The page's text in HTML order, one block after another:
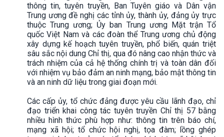
thông tin, tuyên truyền, Ban Tuyên giáo và Dân vận
Trung ương đề nghị các tỉnh ủy, thành ủy, đảng ủy trực
thuộc Trung ương; Ủy ban Trung ương Mặt trận Tổ
quốc Việt Nam và các đoàn thể Trung ương chủ động
xây dựng kế hoạch tuyên truyền, phổ biến, quán triệt
sâu sắc nội dung Chỉ thị, qua đó nâng cao nhận thức và
trách nhiệm của cả hệ thống chính trị và toàn dân đối
với nhiệm vụ bảo đảm an ninh mạng, bảo mật thông tin
và an ninh dữ liệu trong giai đoạn mới.
Các cấp ủy, tổ chức đảng được yêu cầu lãnh đạo, chỉ
đạo triển khai công tác tuyên truyền Chỉ thị 57 bằng
nhiều hình thức phù hợp như: thông tin trên báo chí,
mạng xã hội; tổ chức hội nghị, tọa đàm; lồng ghép